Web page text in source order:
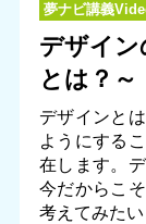
夢ナビ講義
デザイン
とは？～
デザインと
ようにする
在します。
今だからこ
考えてみたい